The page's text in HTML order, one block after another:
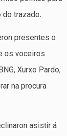
do trazado.
presentes o
os voceiros
Xurxo Pardo,
na procura
asistir á